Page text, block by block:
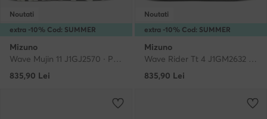
extra -10% Cod: SUMMER
Noutati
Mizuno
Wave Mujin 11 J1GJ2570 · Pantofi pentru alergare
835,90 Lei
extra -10% Cod: SUMMER
Noutati
Mizuno
Wave Rider Tt 4 J1GM2632 · Pantofi pentru alergare
835,90 Lei